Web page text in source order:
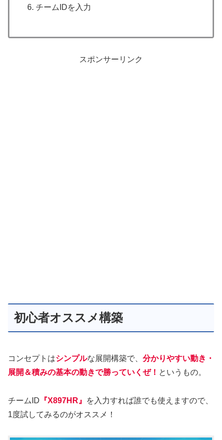
チームIDを入力
スポンサーリンク
初心者オススメ構築
コンセプトはシンプルな展開構築で、 分かりやすい動き・
展開＆積みの基本の動きで勝っていくぜ！ というもの。
チームID 『X897HR』
を入力すれば誰でも使えますので、
1度試してみるのがオススメ！